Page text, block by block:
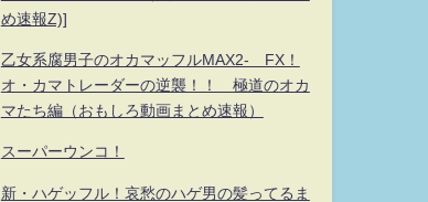
め速報Z)]
乙女系腐男子のオカマッフルMAX2- FX！
オ・カマトレーダーの逆襲！！ 極道のオカ
マたち編（おもしろ動画まとめ速報）
スーパーウンコ！
新・ハゲッフル！哀愁のハゲ男の髪ってるま